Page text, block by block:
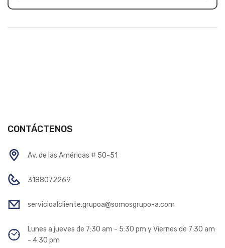
CONTÁCTENOS
Av. de las Américas # 50-51
3188072269
servicioalcliente.grupoa@somosgrupo-a.com
Lunes a jueves de 7:30 am - 5:30 pm y Viernes de 7:30 am
- 4:30 pm